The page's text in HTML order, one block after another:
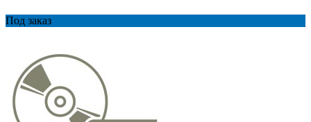
Под заказ